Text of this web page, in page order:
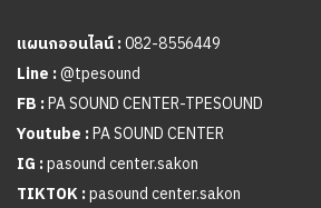
แผนกออนไลน์ :082-8556449
Line :@tpesound
FB :PA SOUND CENTER-TPESOUND
Youtube :PA SOUND CENTER
IG :pasound center.sakon
TIKTOK :pasound center.sakon